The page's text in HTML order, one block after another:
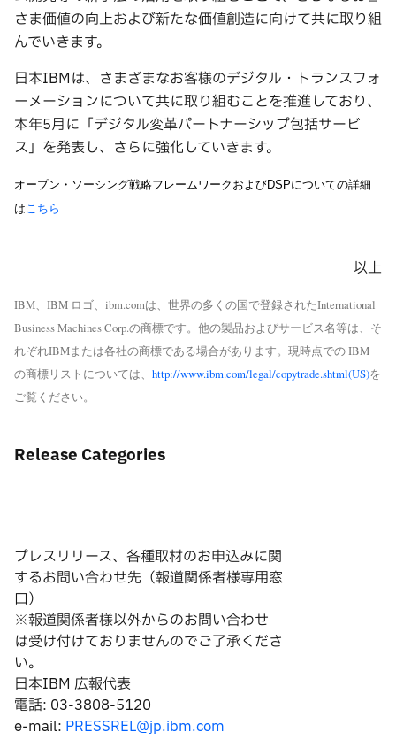
さま価値の向上および新たな価値創造に向けて共に取り組
んでいきます。
日本IBMは、さまざまなお客様のデジタル・トランスフォ
ーメーションについて共に取り組むことを推進しており、
本年5月に「デジタル変革パートナーシップ包括サービ
ス」を発表し、さらに強化していきます。
オープン・ソーシング戦略フレームワークおよびDSPについての詳細
はこちら
以上
IBM、IBM ロゴ、ibm.comは、世界の多くの国で登録されたInternational
Business Machines Corp.の商標です。他の製品およびサービス名等は、そ
れぞれIBMまたは各社の商標である場合があります。現時点での IBM
の商標リストについては、 http://www.ibm.com/legal/copytrade.shtml(US)を
ご覧ください。
Release Categories
プレスリリース、各種取材のお申込みに関
するお問い合わせ先（報道関係者様専用窓
口）
※報道関係者様以外からのお問い合わせ
は受け付けておりませんのでご了承くださ
い。
日本IBM 広報代表
電話: 03-3808-5120
e-mail: PRESSREL@jp.ibm.com